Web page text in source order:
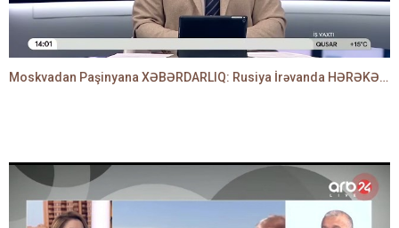
Moskvadan Paşinyana XƏBƏRDARLIQ: Rusiya İrəvanda HƏRƏKƏTƏ KEÇDİ - TAMİLLA QULAMİ danışır